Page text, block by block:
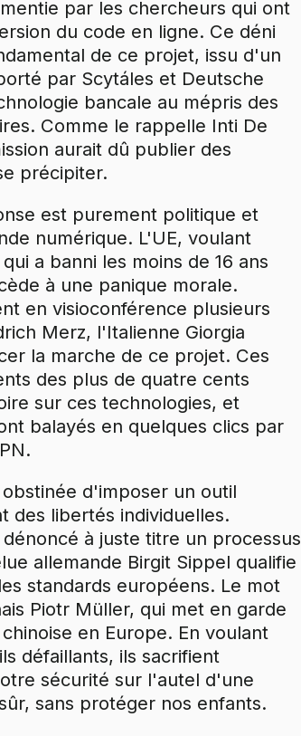
par les chercheurs qui ont
du code en ligne. Ce déni
de ce projet, issu d'un
par Scytáles et Deutsche
bancale au mépris des
Comme le rappelle Inti De
aurait dû publier des
précipiter.
est purement politique et
numérique. L'UE, voulant
a banni les moins de 16 ans
à une panique morale.
en visioconférence plusieurs
Merz, l'Italienne Giorgia
la marche de ce projet. Ces
des plus de quatre cents
sur ces technologies, et
balayés en quelques clics par
d'imposer un outil
des libertés individuelles.
à juste titre un processus
allemande Birgit Sippel qualifie
standards européens. Le mot
Piotr Müller, qui met en garde
en Europe. En voulant
défaillants, ils sacrifient
sécurité sur l'autel d'une
sans protéger nos enfants.